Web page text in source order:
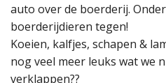
auto over de boerderij.
boerderijdieren tegen!
Koeien, kalfjes, schapen &
nog veel meer leuks wat we
verklappen??